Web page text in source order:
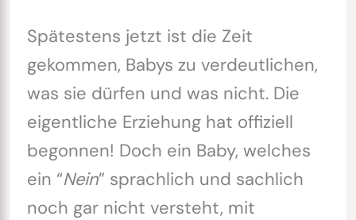
Spätestens jetzt ist die Zeit
gekommen, Babys zu verdeutlichen,
was sie dürfen und was nicht. Die
eigentliche Erziehung hat offiziell
begonnen! Doch ein Baby, welches
ein “Nein” sprachlich und sachlich
noch gar nicht versteht, mit